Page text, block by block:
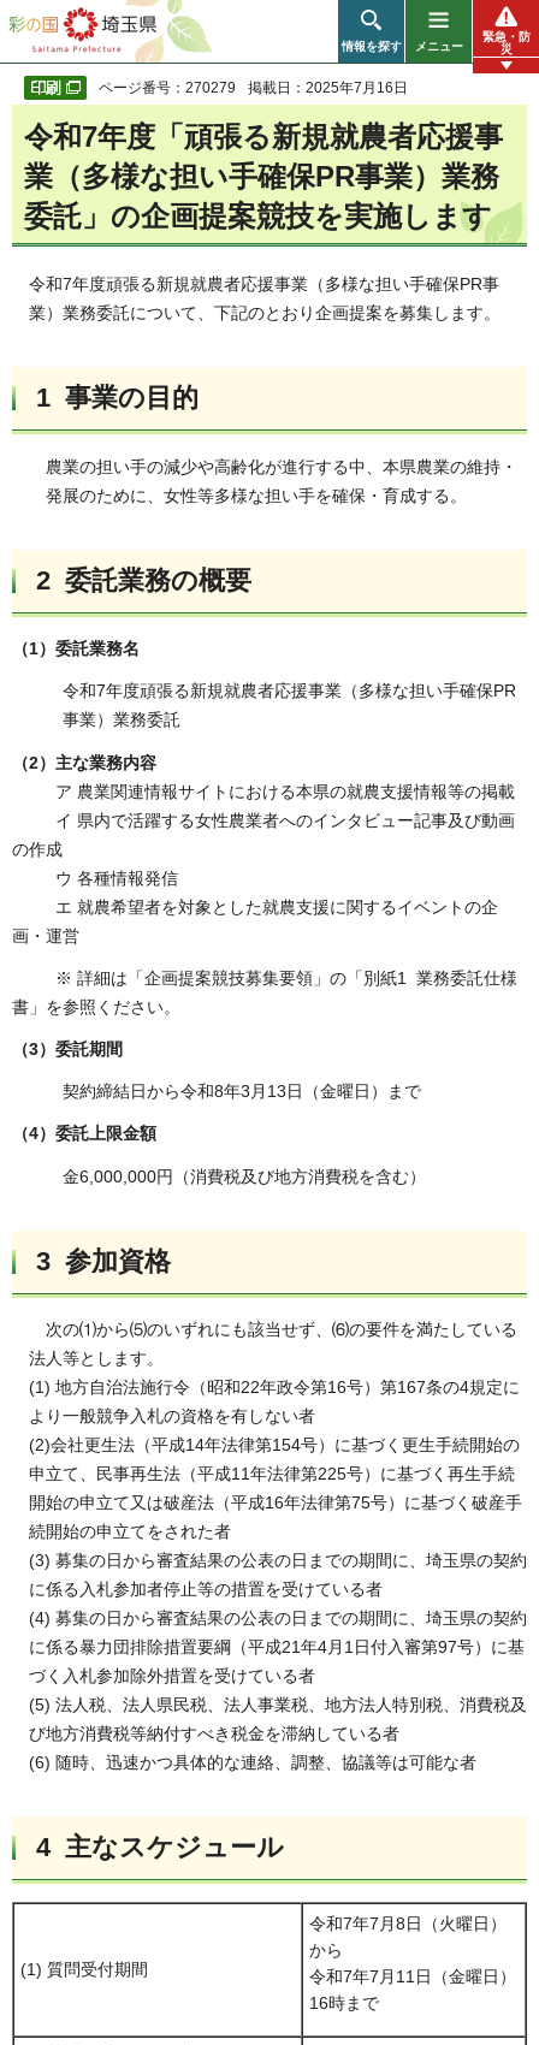
彩の国 埼玉県
情報を探す メニュー
緊急・防
災
ページ番号：270279 掲載日：2025年7月16日
令和7年度「頑張る新規就農者応援事
業（多様な担い手確保PR事業）業務
委託」の企画提案競技を実施します
令和7年度頑張る新規就農者応援事業（多様な担い手確保PR事
業）業務委託について、下記のとおり企画提案を募集します。
1 事業の目的
農業の担い手の減少や高齢化が進行する中、本県農業の維持・
発展のために、女性等多様な担い手を確保・育成する。
2 委託業務の概要
（1）委託業務名
令和7年度頑張る新規就農者応援事業（多様な担い手確保PR
事業）業務委託
（2）主な業務内容
ア 農業関連情報サイトにおける本県の就農支援情報等の掲載
イ 県内で活躍する女性農業者へのインタビュー記事及び動画
の作成
ウ 各種情報発信
エ 就農希望者を対象とした就農支援に関するイベントの企
画・運営
※ 詳細は「企画提案競技募集要領」の「別紙1 業務委託仕様
書」を参照ください。
（3）委託期間
契約締結日から令和8年3月13日（金曜日）まで
（4）委託上限金額
金6,000,000円（消費税及び地方消費税を含む）
3 参加資格
次の⑴から⑸のいずれにも該当せず、⑹の要件を満たしている
法人等とします。
(1) 地方自治法施行令（昭和22年政令第16号）第167条の4規定に
より一般競争入札の資格を有しない者
(2)会社更生法（平成14年法律第154号）に基づく更生手続開始の
申立て、民事再生法（平成11年法律第225号）に基づく再生手続
開始の申立て又は破産法（平成16年法律第75号）に基づく破産手
続開始の申立てをされた者
(3) 募集の日から審査結果の公表の日までの期間に、埼玉県の契約
に係る入札参加者停止等の措置を受けている者
(4) 募集の日から審査結果の公表の日までの期間に、埼玉県の契約
に係る暴力団排除措置要綱（平成21年4月1日付入審第97号）に基
づく入札参加除外措置を受けている者
(5) 法人税、法人県民税、法人事業税、地方法人特別税、消費税及
び地方消費税等納付すべき税金を滞納している者
(6) 随時、迅速かつ具体的な連絡、調整、協議等は可能な者
4 主なスケジュール
(1) 質問受付期間
令和7年7月8日（火曜日）
から
令和7年7月11日（金曜日）
16時まで